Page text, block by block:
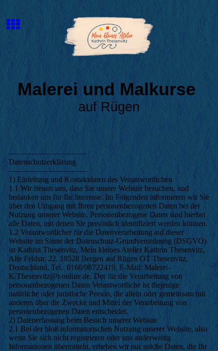
Malerei und Malkurse
auf Rügen
––––––––––––––––––––
Datenschutzerklärung
––––––––––––––––––––
1) Einleitung und Kontaktdaten des Verantwortlichen
1.1 Wir freuen uns, dass Sie unsere Website besuchen, und
bedanken uns für Ihr Interesse. Im Folgenden informieren wir Sie
über den Umgang mit Ihren personenbezogenen Daten bei der
Nutzung unserer Website. Personenbezogene Daten sind hierbei
alle Daten, mit denen Sie persönlich identifiziert werden können.
1.2 Verantwortlicher für die Datenverarbeitung auf dieser
Website im Sinne der Datenschutz-Grundverordnung (DSGVO)
ist Kathrin Thesenvitz, Mein kleines Atelier Kathrin Thesenvitz,
Alte Feldstr. 22, 18528 Bergen auf Rügen OT Thesenvitz,
Deutschland, Tel.: 0160/98722419, E-Mail: Malerei-
K.Thesenvitz@t-online.de. Der für die Verarbeitung von
personenbezogenen Daten Verantwortliche ist diejenige
natürliche oder juristische Person, die allein oder gemeinsam mit
anderen über die Zwecke und Mittel der Verarbeitung von
personenbezogenen Daten entscheidet.
2) Datenerfassung beim Besuch unserer Website
2.1 Bei der bloß informatorischen Nutzung unserer Website, also
wenn Sie sich nicht registrieren oder uns anderweitig
Informationen übermitteln, erheben wir nur solche Daten, die Ihr